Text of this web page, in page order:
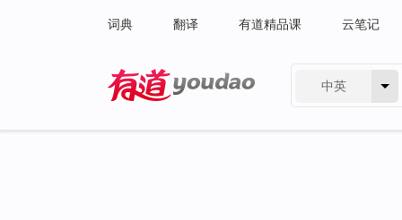
词典 翻译 有道精品课 云笔记
中英